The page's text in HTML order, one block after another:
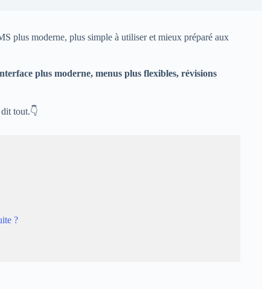
plus moderne, plus simple à utiliser et mieux préparé aux
plus moderne, menus plus flexibles, révisions
tout.👇
?